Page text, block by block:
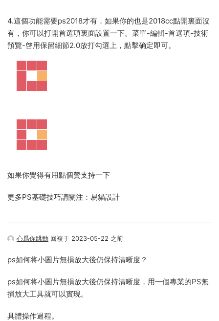
4.這個功能需要ps2018才有，如果你的也是2018cc點開裏面沒
有，你可以打開首選項裏面設置一下。菜單-編輯-首選項-技術
預覽-啓用保留細節2.0放打勾選上，點擊确定即可。
如果你覺得有用點個贊支持一下
更多PS基礎技巧請關注：易貓設計
心爲你跳動 回複于 2023-05-22 之前
ps如何将小圖片無損放大後仍保持清晰度？
ps如何将小圖片無損放大後仍保持清晰度，用一個專業的PS無
損放大工具就可以實現。
具體操作過程。